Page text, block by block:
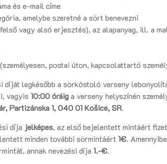
és e-mail címe
amelybe szeretné a sört benevezni
vagy alsó erjesztés), az alapanyag, ill. a
postai úton, kapcsolattartó
díját legkésőbb a sörkóstoló verseny
vagyis 10:00 óráiga verseny helyszínén
Partizánska 1, 040 01 Košice, SR.
díja jelképes, az első bejelentett mintáért
minden további sörmintáért 1€.
annak nevezési díja 1.-€.